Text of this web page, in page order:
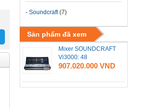
- Soundcraft(7)
Sản phẩm đã xem
Mixer SOUNDCRAFT
Vi3000: 48
907.020.000 VND